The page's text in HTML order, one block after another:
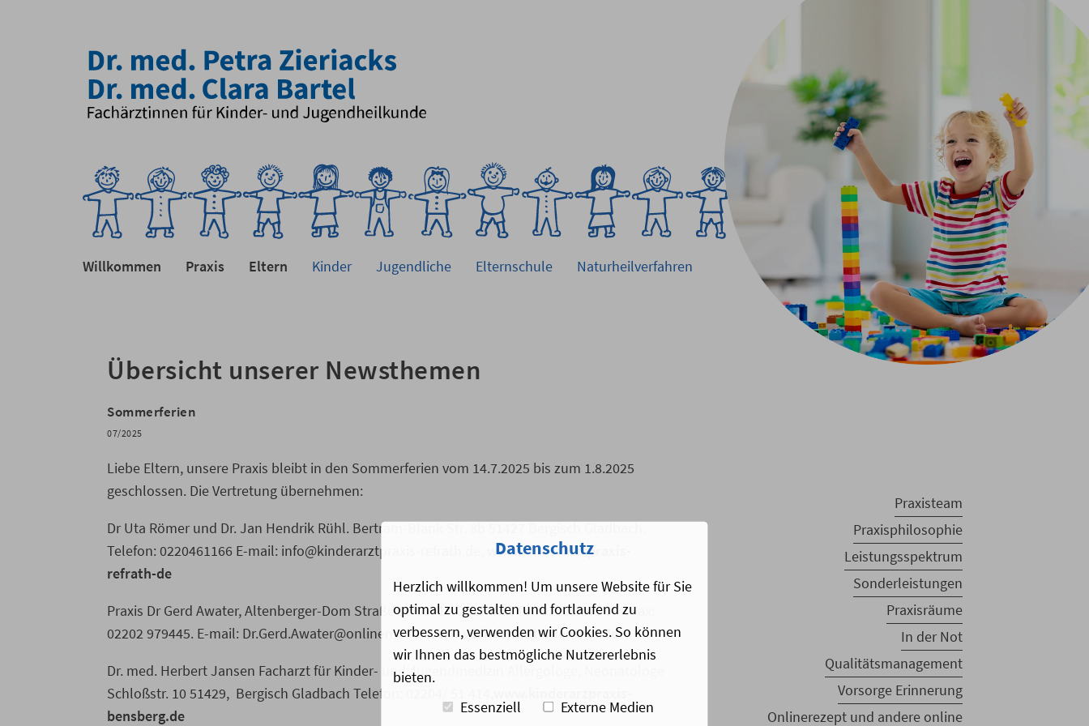
Willkommen Praxis Eltern Kinder Jugendliche Elternschule Naturheilverfahren
Übersicht unserer Newsthemen
Sommerferien
07/2025
Liebe Eltern, unsere Praxis bleibt in den Sommerferien vom 14.7.2025 bis zum 1.8.2025
geschlossen. Die Vertretung übernehmen:
Dr Uta Römer und Dr. Jan Hendrik Rühl. Bertram-Blank Str. 8b 51427 Bergisch Gladbach.
Telefon: 0220461166 E-mail: info@kinderarztpraxis-refrath.de,
www.kinderarztpraxis-
refrath-de
Praxis Dr Gerd Awater, Altenberger-Dom Straße 16 51519 Odenthal Tel: 02202 979444. Fax:
02202 979445. E-mail: Dr.Gerd.Awater@onlinemed.de,www.kinderarzt-odenthal.de
Dr. med. Herbert Jansen Facharzt für Kinder- und Jugendmedizin Allergologe, Neonatologe
Schloßstr. 10 51429, Bergisch Gladbach Telefon: 02204/ 51 414,
bensberg.de
Praxisteam
Praxisphilosophie
Leistungsspektrum
Sonderleistungen
Praxisräume
In der Not
Qualitätsmanagement
Vorsorge Erinnerung
Onlinerezept und andere online
Datenschutz
Herzlich willkommen! Um unsere Website für Sie
optimal zu gestalten und fortlaufend zu
verbessern, verwenden wir Cookies. So können
wir Ihnen das bestmögliche Nutzererlebnis
bieten.
Essenziell
Externe Medien